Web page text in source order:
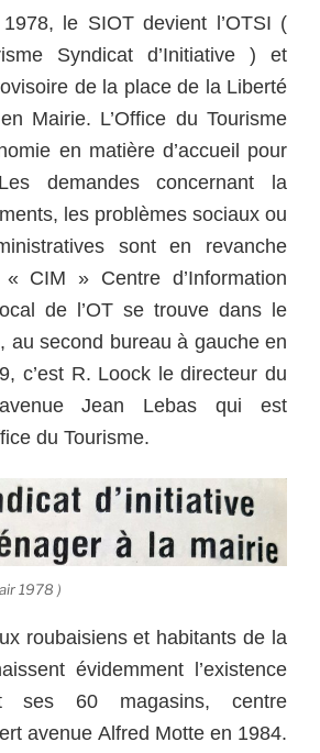
le SIOT devient l’OTSI (
Syndicat d’Initiative ) et
de la place de la Liberté
Mairie. L’Office du Tourisme
en matière d’accueil pour
demandes concernant la
les problèmes sociaux ou
sont en revanche
CIM » Centre d’Information
de l’OT se trouve dans le
au second bureau à gauche en
c’est R. Loock le directeur du
Jean Lebas qui est
du Tourisme.
1978 )
roubaisiens et habitants de la
évidemment l’existence
ses 60 magasins, centre
avenue Alfred Motte en 1984.